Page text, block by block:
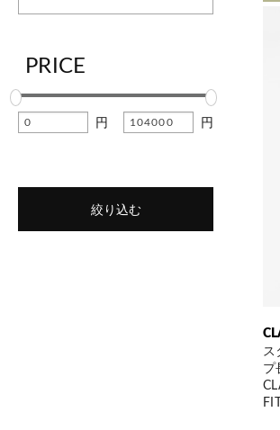
ス
プ
FIT
PRICE
円 円
絞り込む